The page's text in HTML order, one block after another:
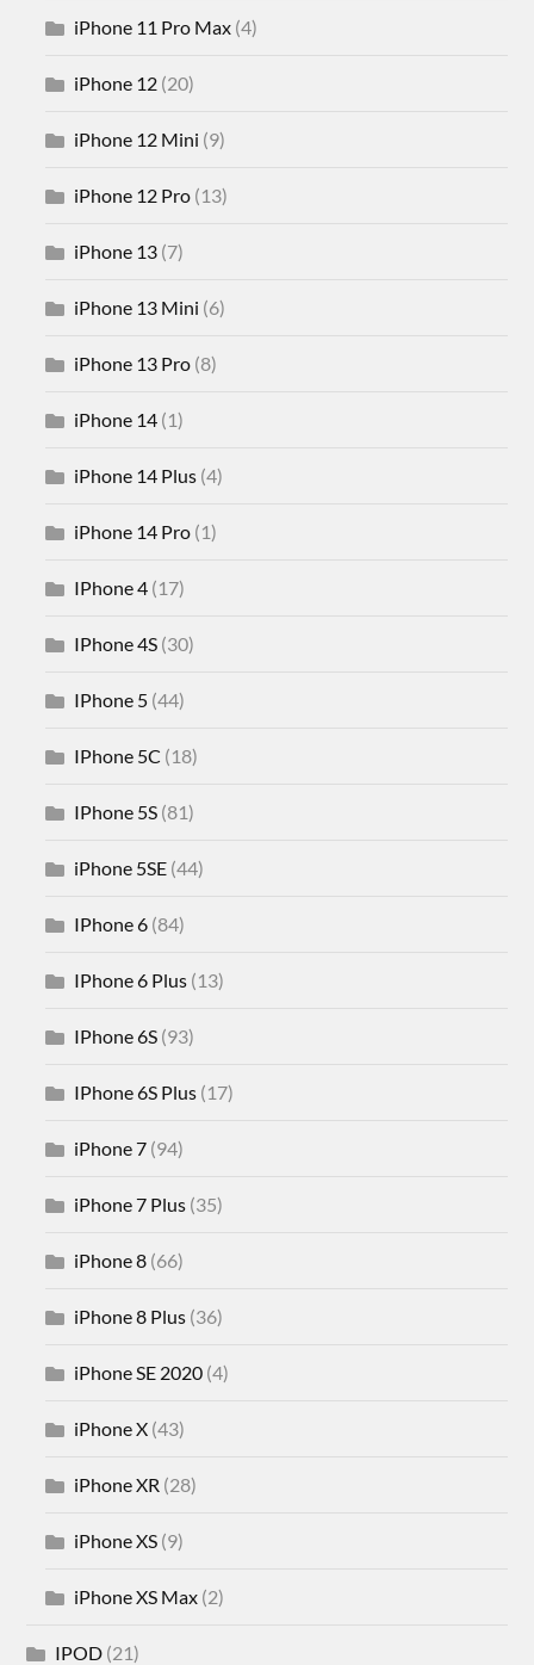
iPhone 11 Pro Max (4)
iPhone 12 (20)
iPhone 12 Mini (9)
iPhone 12 Pro (13)
iPhone 13 (7)
iPhone 13 Mini (6)
iPhone 13 Pro (8)
iPhone 14 (1)
iPhone 14 Plus (4)
iPhone 14 Pro (1)
IPhone 4 (17)
IPhone 4S (30)
IPhone 5 (44)
IPhone 5C (18)
IPhone 5S (81)
iPhone 5SE (44)
IPhone 6 (84)
IPhone 6 Plus (13)
IPhone 6S (93)
IPhone 6S Plus (17)
iPhone 7 (94)
iPhone 7 Plus (35)
iPhone 8 (66)
iPhone 8 Plus (36)
iPhone SE 2020 (4)
iPhone X (43)
iPhone XR (28)
iPhone XS (9)
iPhone XS Max (2)
IPOD (21)